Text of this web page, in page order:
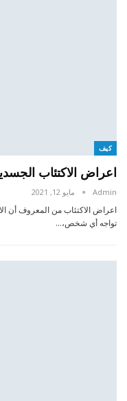
كيف
اعراض الاكتئاب
Admin مايو 12, 2021
اعراض الاكتئاب من المعروف أن
تواجه أي شخص،…